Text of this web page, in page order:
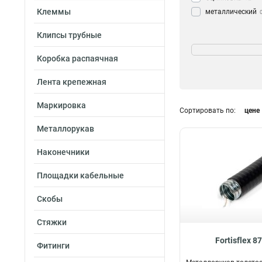
Клеммы
Клипсы трубные
Коробка распаячная
Лента крепежная
Маркировка
Металлорукав
Наконечники
Площадки кабельные
Скобы
Стяжки
Фитинги
металлический 0
Серый 74
Тип
Соединитель
каналов 0
Труба ПНД для
Дверной гибкий
Сортировать по: цене
Fortisflex